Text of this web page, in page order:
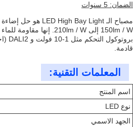
الضمان: 5 سنوات
قادمة.
المعلمات التقنية:
اسم المنتج
نوع LED
الجهد الاسمي